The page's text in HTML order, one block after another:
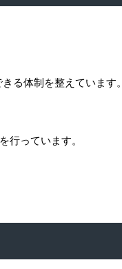
る体制を整えています。
行っています。